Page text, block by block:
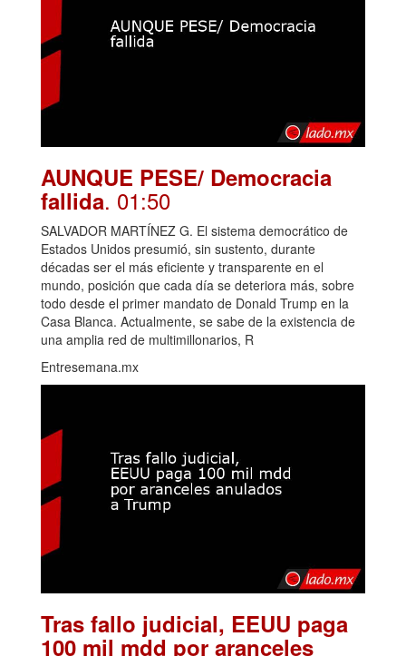
AUNQUE PESE/ Democracia
fallida. 01:50
SALVADOR MARTÍNEZ G. El sistema democrático de
Estados Unidos presumió, sin sustento, durante
décadas ser el más eficiente y transparente en el
mundo, posición que cada día se deteriora más, sobre
todo desde el primer mandato de Donald Trump en la
Casa Blanca. Actualmente, se sabe de la existencia de
una amplia red de multimillonarios, R
Entresemana.mx
Tras fallo judicial, EEUU paga
100 mil mdd por aranceles